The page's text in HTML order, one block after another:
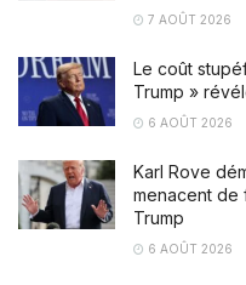
7 AOÛT 2026
Le coût
Trump »
6 AOÛT 2026
Karl Rove
menacent de
Trump
6 AOÛT 2026